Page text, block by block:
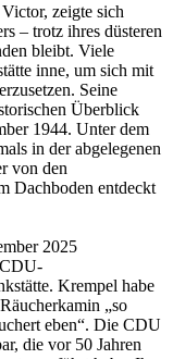
zeigte sich
– trotz ihres düsteren
bleibt. Viele
inne, um sich mit
Seine
Überblick
1944. Unter dem
in der abgelegenen
von den
Dachboden entdeckt
2025
Krempel habe
„so
eben“. Die CDU
die vor 50 Jahren